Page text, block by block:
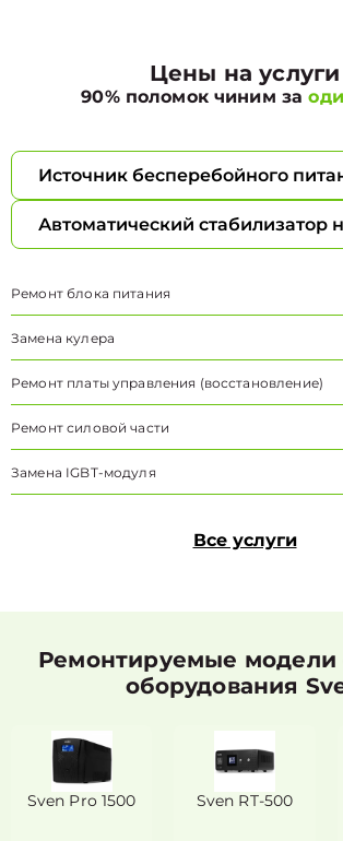
Цены на услуги
90% поломок чиним за
Источник бесперебойного
Автоматический стабилизатор
Ремонт блока питания
Замена кулера
Ремонт платы управления (восстановление)
Ремонт силовой части
Замена IGBT-модуля
Все услуги
Ремонтируемые модели
оборудования
Sven Pro 1500 Sven RT-500